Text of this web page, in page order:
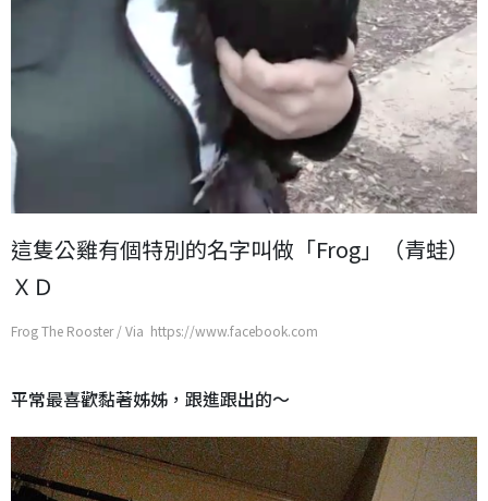
這隻公雞有個特別的名字叫做「Frog」（青蛙）
ＸＤ
Frog The Rooster / Via https://www.facebook.com
平常最喜歡黏著姊姊，跟進跟出的～